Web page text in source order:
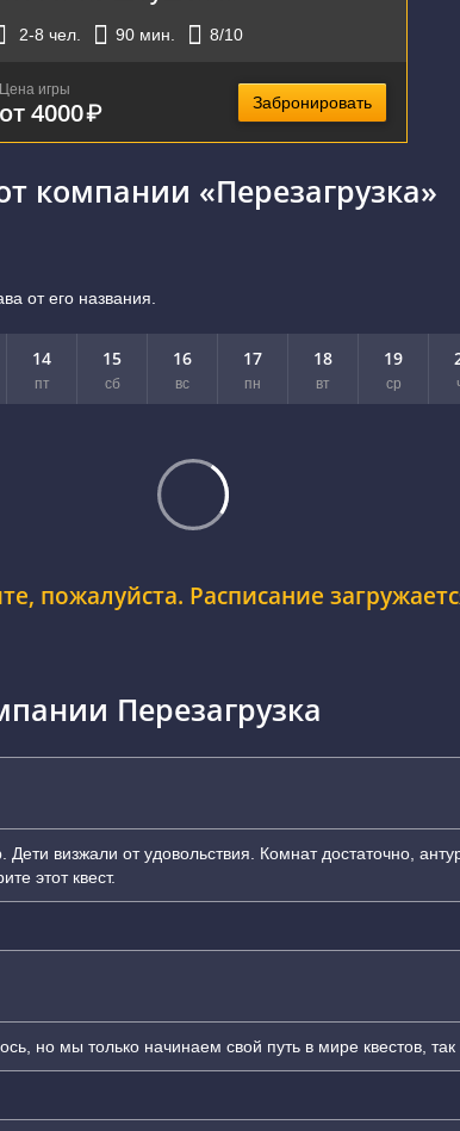
2-8 чел. 90 мин. 8/10
Цена игры
от 4000₽ Забронировать
компании «Перезагрузка»
от его названия.
14
пт
15
сб
16
вс
17
пн
18
вт
19
ср
пожалуйста. Расписание
Перезагрузка
визжали от удовольствия. Комнат достаточно,
этот квест.
но мы только начинаем свой путь в мире квестов,